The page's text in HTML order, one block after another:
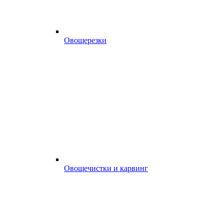
Овощерезки
Овощечистки и карвинг